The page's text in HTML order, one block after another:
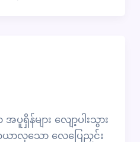
ပူရှိန်များ လျော့ပါးသွား
ာလှသော လေပြေညှင်း